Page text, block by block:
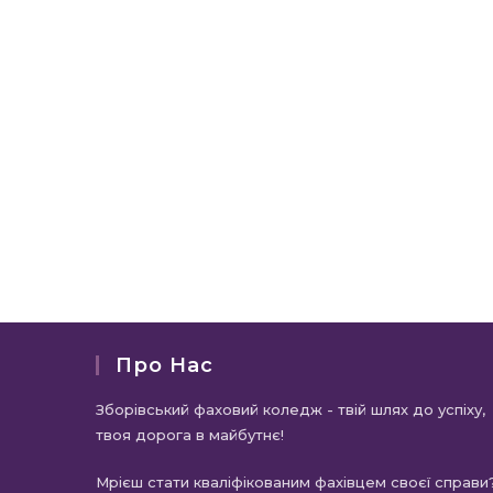
Про Нас
Зборівський фаховий коледж - твій шлях до успіху,
твоя дорога в майбутнє!
Мрієш стати кваліфікованим фахівцем своєї